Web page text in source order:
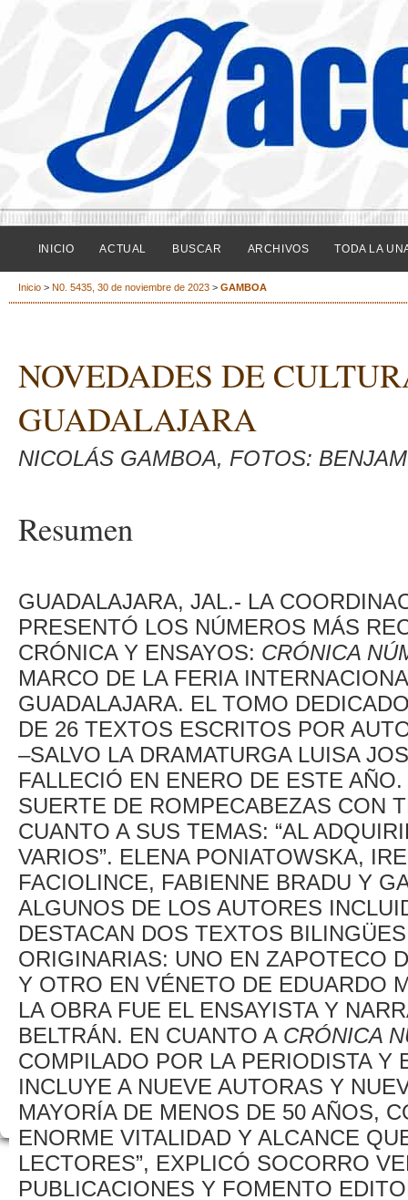
INICIO ACTUAL BUSCAR ARCHIVOS TODA LA
Inicio > N0. 5435, 30 de noviembre de 2023 > GAMBOA
NOVEDADES DE
GUADALAJARA
NICOLÁS GAMBOA, FOTOS:
Resumen
GUADALAJARA, JAL.- LA
PRESENTÓ LOS NÚMEROS MÁS
CRÓNICA Y ENSAYOS: CRÓNICA
MARCO DE LA FERIA
GUADALAJARA. EL TOMO
DE 26 TEXTOS ESCRITOS POR
–SALVO LA DRAMATURGA LUISA
FALLECIÓ EN ENERO DE ESTE
SUERTE DE ROMPECABEZAS CON
CUANTO A SUS TEMAS: “AL
VARIOS”. ELENA PONIATOWSKA,
FACIOLINCE, FABIENNE BRADU Y
ALGUNOS DE LOS AUTORES
DESTACAN DOS TEXTOS
ORIGINARIAS: UNO EN ZAPOTECO
Y OTRO EN VÉNETO DE EDUARDO
LA OBRA FUE EL ENSAYISTA Y
BELTRÁN. EN CUANTO A CRÓNICA
COMPILADO POR LA PERIODISTA Y
INCLUYE A NUEVE AUTORAS Y
MAYORÍA DE MENOS DE 50 AÑOS,
ENORME VITALIDAD Y ALCANCE
LECTORES”, EXPLICÓ SOCORRO
PUBLICACIONES Y FOMENTO